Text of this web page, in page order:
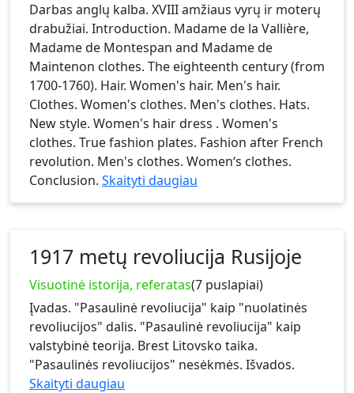
Darbas anglų kalba. XVIII amžiaus vyrų ir moterų
drabužiai. Introduction. Madame de la Vallière,
Madame de Montespan and Madame de
Maintenon clothes. The eighteenth century (from
1700-1760). Hair. Women's hair. Men's hair.
Clothes. Women's clothes. Men's clothes. Hats.
New style. Women's hair dress . Women's
clothes. True fashion plates. Fashion after French
revolution. Men's clothes. Women‘s clothes.
Conclusion. Skaityti daugiau
1917 metų revoliucija Rusijoje
Visuotinė istorija, referatas(7 puslapiai)
Įvadas. "Pasaulinė revoliucija" kaip "nuolatinės
revoliucijos" dalis. "Pasaulinė revoliucija" kaip
valstybinė teorija. Brest Litovsko taika.
"Pasaulinės revoliucijos" nesėkmės. Išvados.
Skaityti daugiau